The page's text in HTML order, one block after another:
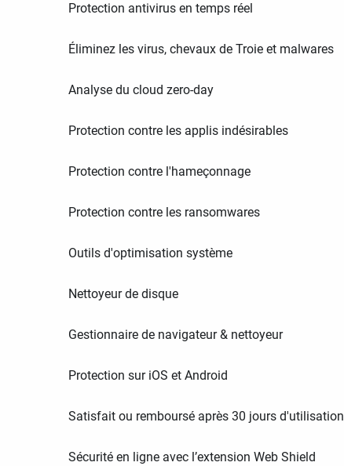
Protection antivirus en temps réel
Éliminez les virus, chevaux de Troie et malwares
Analyse du cloud zero-day
Protection contre les applis indésirables
Protection contre l'hameçonnage
Protection contre les ransomwares
Outils d'optimisation système
Nettoyeur de disque
Gestionnaire de navigateur & nettoyeur
Protection sur iOS et Android
Satisfait ou remboursé après 30 jours d'utilisation
Sécurité en ligne avec l’extension Web Shield